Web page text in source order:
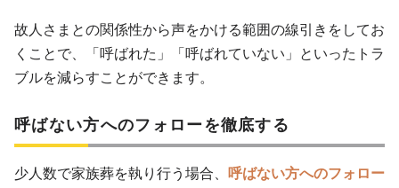
故人さまとの関係性から声をかける範囲の線引きをしてお
くことで、「呼ばれた」「呼ばれていない」といったトラ
ブルを減らすことができます。
呼ばない方へのフォローを徹底する
少人数で家族葬を執り行う場合、
呼ばない方へのフォロー